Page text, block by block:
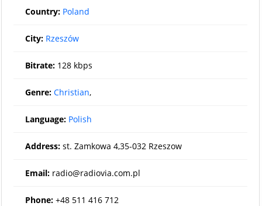
Country: Poland
City: Rzeszów
Bitrate: 128 kbps
Genre: Christian,
Language: Polish
Address: st. Zamkowa 4,35-032 Rzeszow
Email: radio@radiovia.com.pl
Phone: +48 511 416 712